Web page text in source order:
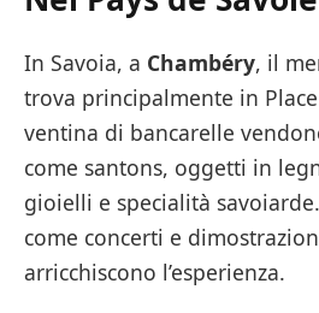
In Savoia, a Chambéry, il
trova principalmente in
ventina di bancarelle
come santons, oggetti in
gioielli e specialità
come concerti e
arricchiscono l’esperienza.